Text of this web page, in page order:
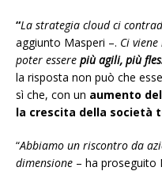
“La strategia cloud ci
aggiunto Masperi –. Ci
poter essere più agili, più
la risposta non può che
sì che, con un aumento
la crescita della società
“Abbiamo un riscontro da
dimensione – ha proseguito